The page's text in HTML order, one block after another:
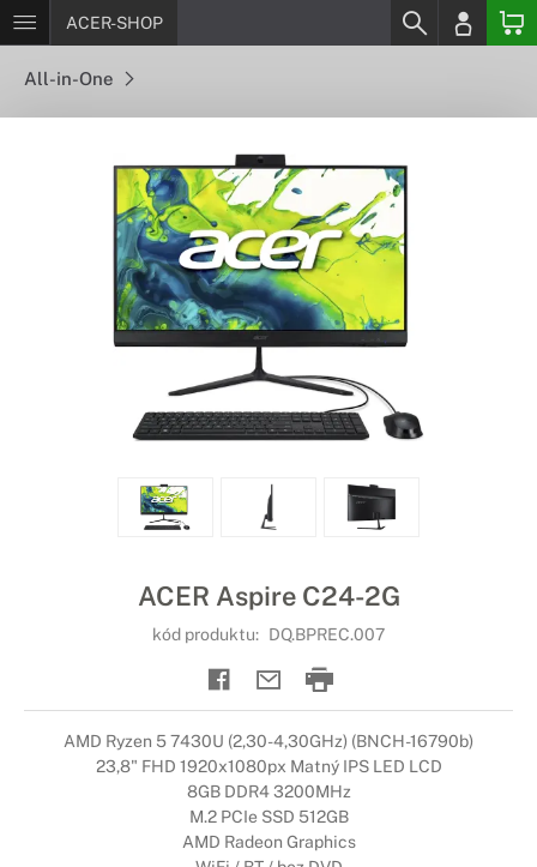
ACER-SHOP
All-in-One
ACER Aspire C24-2G
kód produktu: DQ.BPREC.007
AMD Ryzen 5 7430U (2,30-4,30GHz) (BNCH-16790b)
23,8" FHD 1920x1080px Matný IPS LED LCD
8GB DDR4 3200MHz
M.2 PCIe SSD 512GB
AMD Radeon Graphics